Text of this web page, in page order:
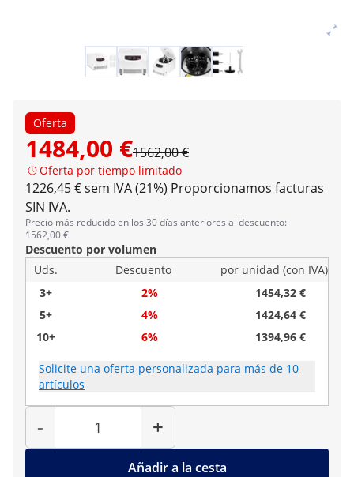
Oferta
1484,00 €1562,00 €
Oferta por tiempo limitado
1226,45 € sem IVA (21%) Proporcionamos facturas
SIN IVA.
Precio más reducido en los 30 días anteriores al descuento:
1562,00 €
Descuento por volumen
Uds.
Descuento
por unidad (con IVA)
3+
2%
1454,32 €
5+
4%
1424,64 €
10+
6% 1394,96 €
Solicite una oferta personalizada para más de 10
artículos
-
Cantidad
+
Añadir a la cesta